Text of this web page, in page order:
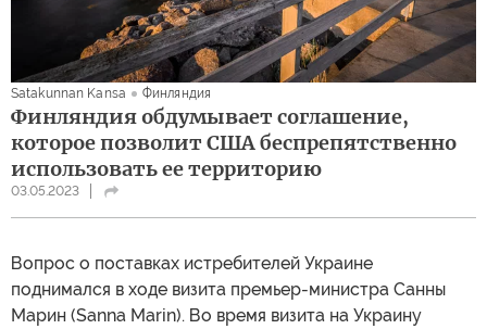
Satakunnan Kansa Финляндия
Финляндия обдумывает соглашение,
которое позволит США беспрепятственно
использовать ее территорию
03.05.2023
Вопрос о поставках истребителей Украине
поднимался в ходе визита премьер-министра Санны
Марин (Sanna Marin). Во время визита на Украину